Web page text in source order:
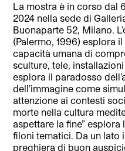
La mostra è in corso dal
2024 nella sede di
Buonaparte 52, Milano.
(Palermo, 1996) esplora
capacità umana di
sculture, tele,
esplora il paradosso
dell’immagine come
attenzione ai contesti
morte nella cultura
aspettare la fine” esplora
filoni tematici. Da un lato
preghiera di buon